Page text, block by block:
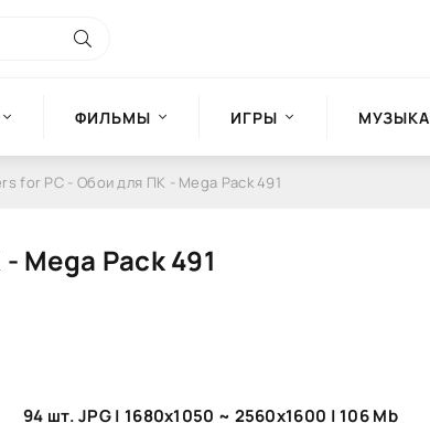
ФИЛЬМЫ ИГРЫ МУЗЫКА
for PC - Обои для ПК - Mega Pack 491
Mega Pack 491
94 шт. JPG | 1680x1050 ~ 2560x1600 | 106 Mb